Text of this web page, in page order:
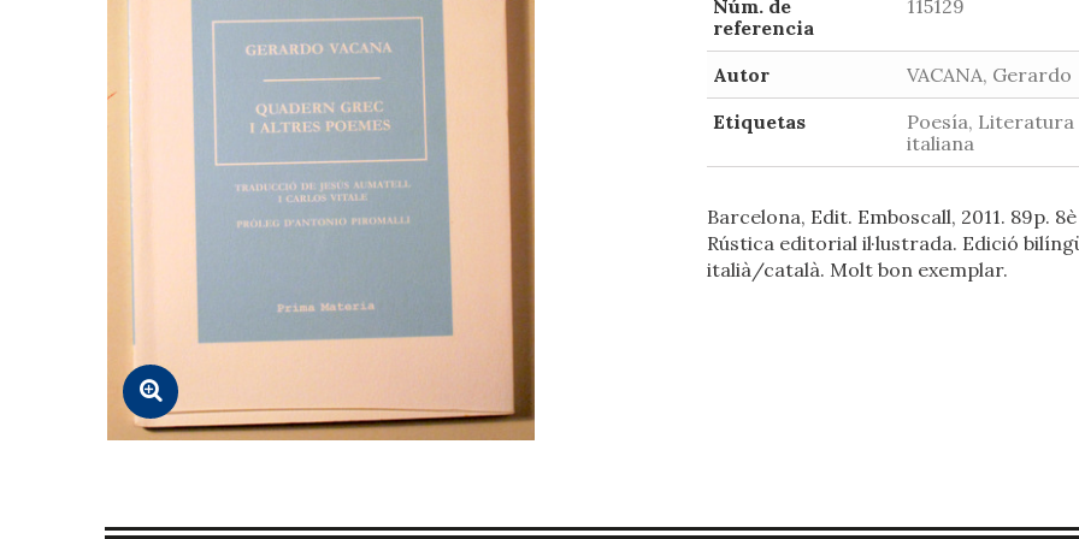
Núm. de
referencia
115129
Autor
VACANA, Gerardo
Etiquetas
Poesía, Literatura
italiana
Barcelona, Edit. Emboscall, 2011. 89p.
Rústica editorial il·lustrada. Edició
italià/català. Molt bon exemplar.